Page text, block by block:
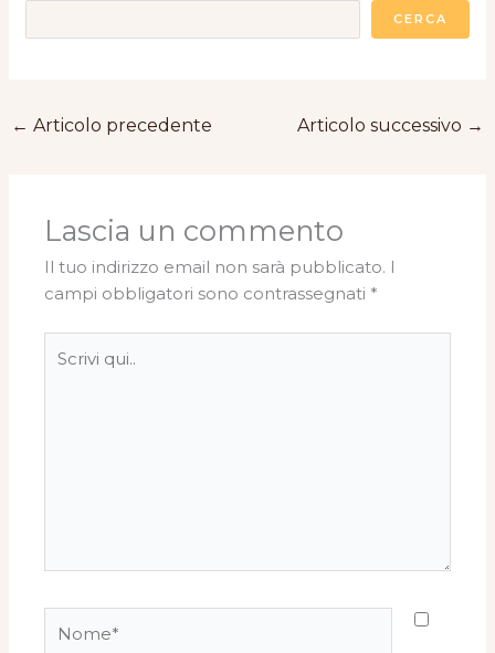
CERCA
← Articolo precedente Articolo successivo →
Lascia un commento
Il tuo indirizzo email non sarà pubblicato. I
campi obbligatori sono contrassegnati *
qui..